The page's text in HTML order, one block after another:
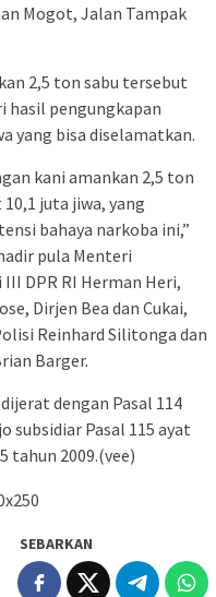
Mogot, Jalan Tampak
2,5 ton sabu tersebut
hasil pengungkapan
yang bisa diselamatkan.
kani amankan 2,5 ton
juta jiwa, yang
bahaya narkoba ini,”
pula Menteri
DPR RI Herman Heri,
Dirjen Bea dan Cukai,
Reinhard Silitonga dan
Barger.
dengan Pasal 114
subsidiar Pasal 115 ayat
tahun 2009.(vee)
SEBARKAN